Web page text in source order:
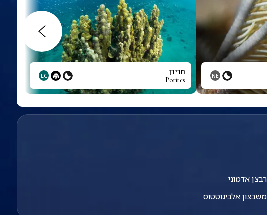
NE חרירן
Porites
LC
רבצן אדמוני
משבצון אלביגוטטוס